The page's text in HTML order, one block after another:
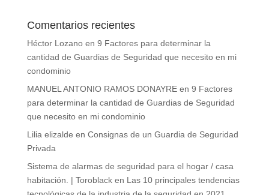
Comentarios recientes
Héctor Lozanoen 9 Factores para determinar la
cantidad de Guardias de Seguridad que necesito en mi
condominio
MANUEL ANTONIO RAMOS DONAYREen 9 Factores
para determinar la cantidad de Guardias de Seguridad
que necesito en mi condominio
Lilia elizalde en Consignas de un Guardia de Seguridad
Privada
Sistema de alarmas de seguridad para el hogar / casa
habitación. | Toroblacken Las 10 principales tendencias